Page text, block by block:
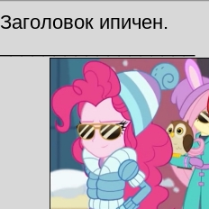
Заголовок ипичен.